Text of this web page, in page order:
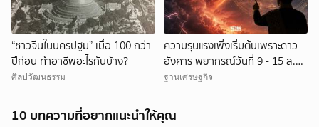
“ชาวจีนในนครปฐม” เมื่อ 100 กว่า
ปีก่อน ทำอาชีพอะไรกันบ้าง?
ศิลปวัฒนธรรม
ความรุนแรงเพิ่งเริ่มต้นเพราะดาว
อังคาร พยากรณ์วันที่ 9 - 15 ส.ค.
2569
ฐานเศรษฐกิจ
10 บทความที่อยากแนะนำให้คุณ